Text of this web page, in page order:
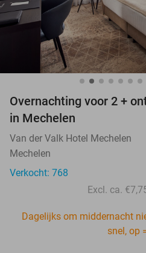
Overnachting voor 2 +
in Mechelen
Van der Valk Hotel Mechelen
Mechelen
Verkocht: 768
Excl. ca.
Dagelijks om middernacht
snel, op